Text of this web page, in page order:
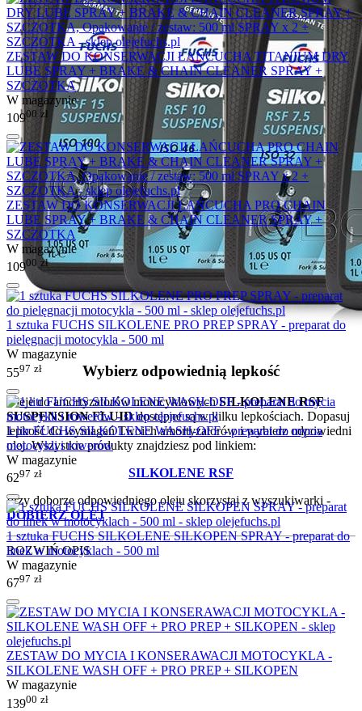
Wybierz odpowiednią lepkość
Oleje do amortyzatorów motocyklowychSILKOLENE RSF
SUSPENSION FLUIDdostępne są w kilku lepkościach. Dopasuj
lepkość do wymagań Twoich amortyzatorów i wybierz odpowiedni
olej. Wszystkie produkty znajdziesz pod linkiem:
SILKOLENE RSF
Przy doborze odpowiedniego oleju skorzystaj z wyszukiwarki -
DOBIERZ OLEJ
ROZWIŃ OPIS
ZESTAW DO KONSERWACJI ŁAŃCUCHA TITANIUM DRY
LUBE SPRAY + BRAKE & CHAIN CLEANER SPRAY +
SZCZOTKA
W magazynie
10900 zł
ZESTAW DO KONSERWACJI ŁAŃCUCHA PRO CHAIN
LUBE SPRAY + BRAKE & CHAIN CLEANER SPRAY +
SZCZOTKA
W magazynie
10900 zł
1 sztuka FUCHS SILKOLENE PRO PREP SPRAY - preparat do
pielęgnacji motocykla - 500 ml
W magazynie
5597 zł
1 litr FUCHS SILKOLENE WASH-OFF - preparat do mycia
motocykli i rowerów
W magazynie
6297 zł
1 sztuka FUCHS SILKOLENE SILKOPEN SPRAY - preparat do
linek w motocyklach - 500 ml
W magazynie
6797 zł
ZESTAW DO MYCIA I KONSERAWACJI MOTOCYKLA -
SILKOLENE WASH OFF + PRO PREP + SILKOPEN
W magazynie
13900 zł